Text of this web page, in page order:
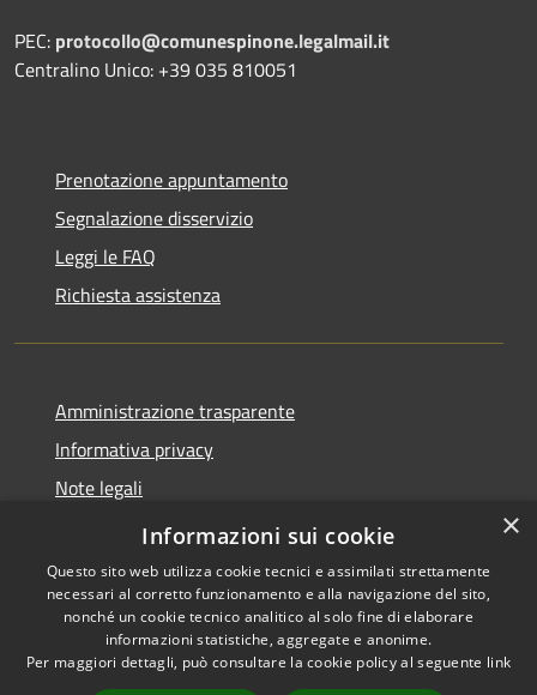
PEC: protocollo@comunespinone.legalmail.it
Centralino Unico: +39 035 810051
Prenotazione appuntamento
Segnalazione disservizio
Leggi le FAQ
Richiesta assistenza
Amministrazione trasparente
Informativa privacy
Note legali
Dichiarazione di accessibilità
Accessibilità
Copyright © 2026 • Comune di
Spinone al Lago • Powered by
×
Informazioni sui cookie
Questo sito web utilizza cookie tecnici e assimilati strettamente
necessari al corretto funzionamento e alla navigazione del sito,
nonché un cookie tecnico analitico al solo fine di elaborare
informazioni statistiche, aggregate e anonime.
Per maggiori dettagli, può consultare la cookie policy al seguente link